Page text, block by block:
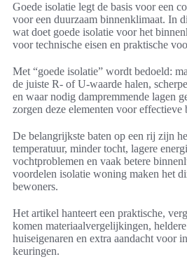
Goede isolatie legt de basis voor een
voor een duurzaam binnenklimaat. In
wat doet goede isolatie voor het
voor technische eisen en praktische
Met “goede isolatie” wordt bedoeld:
de juiste R- of U-waarde halen,
en waar nodig dampremmende lagen
zorgen deze elementen voor
De belangrijkste baten op een rij zijn
temperatuur, minder tocht, lagere
vochtproblemen en vaak betere
voordelen isolatie woning maken het
bewoners.
Het artikel hanteert een praktische,
komen materiaalvergelijkingen,
huiseigenaren en extra aandacht voor
keuringen.